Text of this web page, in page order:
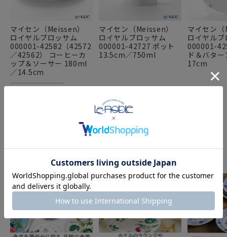
マイセン（Meissen）
ロイヤルブロッサム
000001-42582（42572
／42562） コーヒーカ
ップ＆ソーサー 180ml
／14.5cm
マイセン（Meissen）
ロイヤルブロッサム
000001-42727 ポット
13.5cm／750ml
マイセン
ロイヤル
000001-
ド＆バタ
17cm
FEATURE